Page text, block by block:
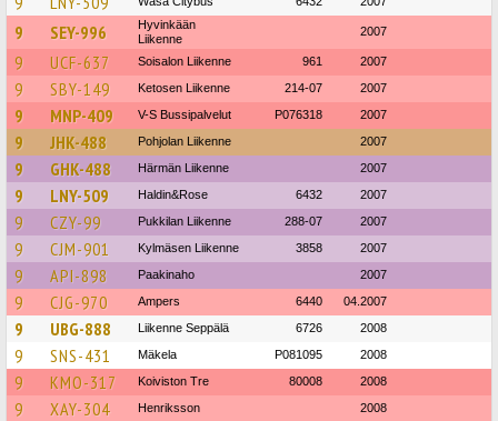
9 SEY-996
Hyvinkään
Liikenne
2007
9 UCF-637 Soisalon Liikenne 961 2007
9 SBY-149 Ketosen Liikenne 214-07 2007
9 MNP-409 V-S Bussipalvelut P076318 2007
9 JHK-488 Pohjolan Liikenne 2007
9 GHK-488 Härmän Liikenne 2007
9 LNY-509 Haldin&Rose 6432 2007
9 CZY-99 Pukkilan Liikenne 288-07 2007
9 CJM-901 Kylmäsen Liikenne 3858 2007
9 API-898 Paakinaho 2007
9 CJG-970 Ampers 6440 04.2007
9 UBG-888 Liikenne Seppälä 6726 2008
9 SNS-431 Mäkela P081095 2008
9 KMO-317 Koiviston Tre 80008 2008
9 XAY-304 Henriksson 2008